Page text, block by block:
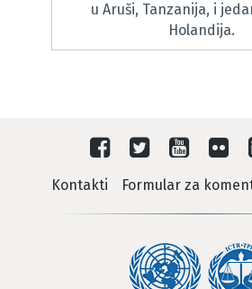
u Aruši, Tanzanija, i
Holandija.
Kontakti Formular za